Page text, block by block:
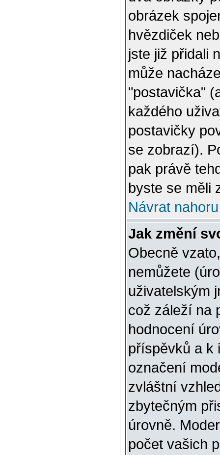
obrázek
hvězdiček
jste již přidali
může
"postavička"
každého
postavičky
se zobrazí).
pak právě
byste se měli
Návrat nahoru
Jak změní
Obecně
nemůžete
uživatelským
což záleží na
hodnocení
příspěvků a k
označení
zvláštní
zbytečným
úrovně.
počet vašich